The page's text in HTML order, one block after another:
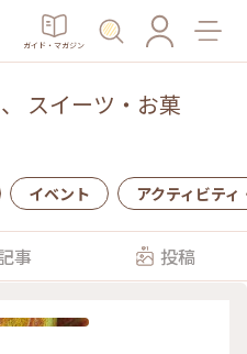
ガイド・マガジン
、 スイーツ・お菓
イベント アクティビティ
事 投稿